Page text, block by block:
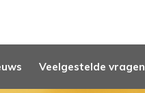
Veelgestelde vragen